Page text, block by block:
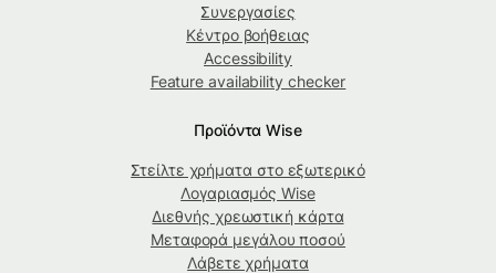
Συνεργασίες
Κέντρο βοήθειας
Accessibility
Feature availability checker
Προϊόντα Wise
Στείλτε χρήματα στο εξωτερικό
Λογαριασμός Wise
Διεθνής χρεωστική κάρτα
Μεταφορά μεγάλου ποσού
Λάβετε χρήματα